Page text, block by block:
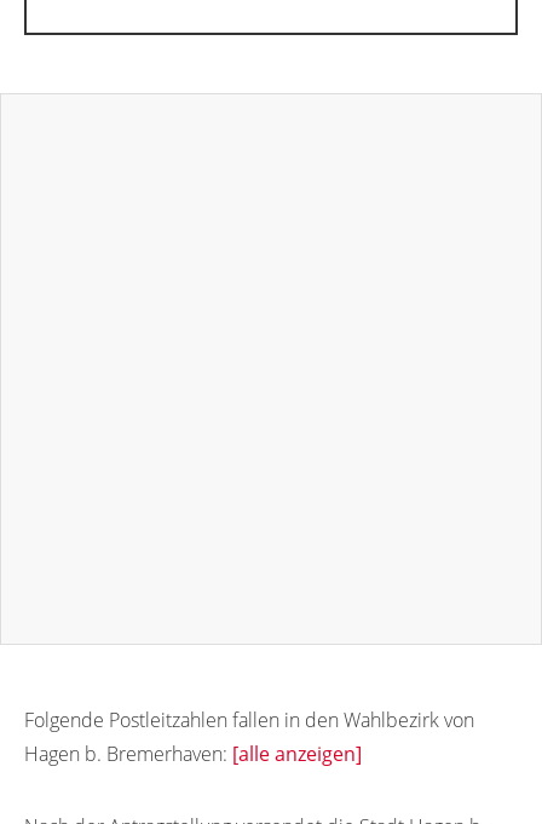
Folgende Postleitzahlen fallen in den Wahlbezirk von
Hagen b. Bremerhaven: [alle anzeigen]